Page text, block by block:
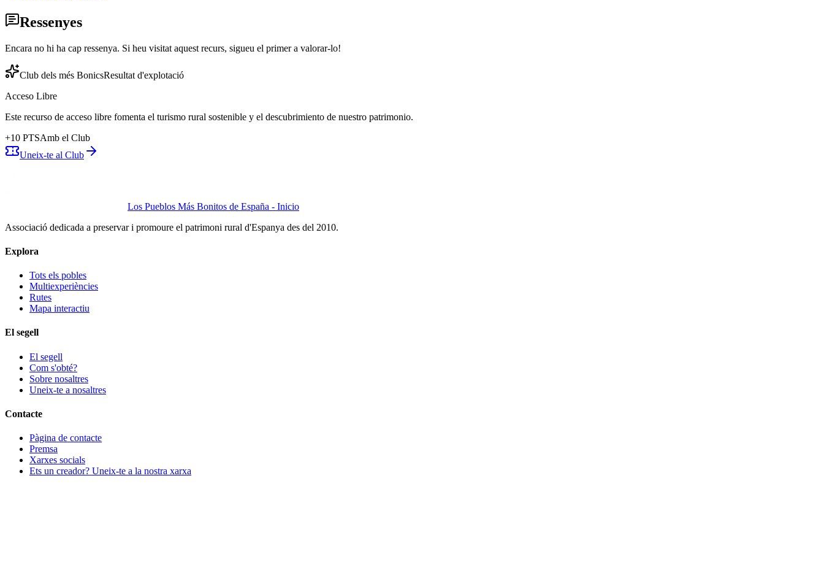
Ressenyes
Encara no hi ha cap ressenya. Si heu visitat aquest recurs, sigueu el primer a valorar-lo!
Club dels més BonicsResultat d'explotació
Acceso Libre
Este recurso de acceso libre fomenta el turismo rural sostenible y el descubrimiento de nuestro patrimonio.
+10 PTSAmb el Club
Uneix-te al Club
Los Pueblos Más Bonitos de España - Inicio
Associació dedicada a preservar i promoure el patrimoni rural d'Espanya des del 2010.
Explora
Tots els pobles
Multiexperiències
Rutes
Mapa interactiu
El segell
El segell
Com s'obté?
Sobre nosaltres
Uneix-te a nosaltres
Contacte
Pàgina de contacte
Premsa
Xarxes socials
Ets un creador? Uneix-te a la nostra xarxa